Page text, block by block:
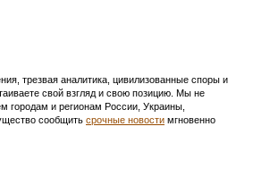
трезвая аналитика, цивилизованные споры и
свой взгляд и свою позицию. Мы не
городам и регионам России, Украины,
сообщить срочные новости мгновенно